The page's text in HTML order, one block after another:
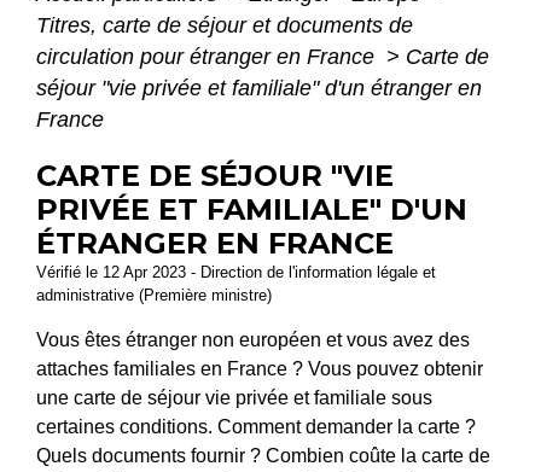
Titres, carte de séjour et documents de
circulation pour étranger en France > Carte de
séjour "vie privée et familiale" d'un étranger en
France
CARTE DE SÉJOUR "VIE
PRIVÉE ET FAMILIALE" D'UN
ÉTRANGER EN FRANCE
Vérifié le 12 Apr 2023 - Direction de l'information légale et
administrative (Première ministre)
Vous êtes étranger non européen et vous avez des
attaches familiales en France ? Vous pouvez obtenir
une carte de séjour vie privée et familiale sous
certaines conditions. Comment demander la carte ?
Quels documents fournir ? Combien coûte la carte de